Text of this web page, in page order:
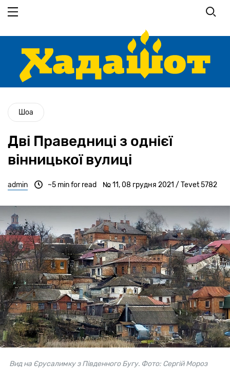
основного
Шоа
Дві Праведниці з однієї
вінницької вулиці
admin № 11, 08 грудня 2021 / Tevet 5782
~5 min for read
Вид на Єрусалимку з Південного Бугу. Фото: Сергій Мороз